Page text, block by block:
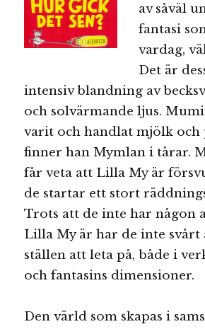
av såväl
fantasi
vardag,
Det är
intensiv blandning av
och solvärmande ljus.
varit och handlat mjölk och
finner han Mymlan i tårar.
får veta att Lilla My är
de startar ett stort
Trots att de inte har någon
Lilla My är har de inte svårt
ställen att leta på, både i
och fantasins dimensioner.
Den värld som skapas i